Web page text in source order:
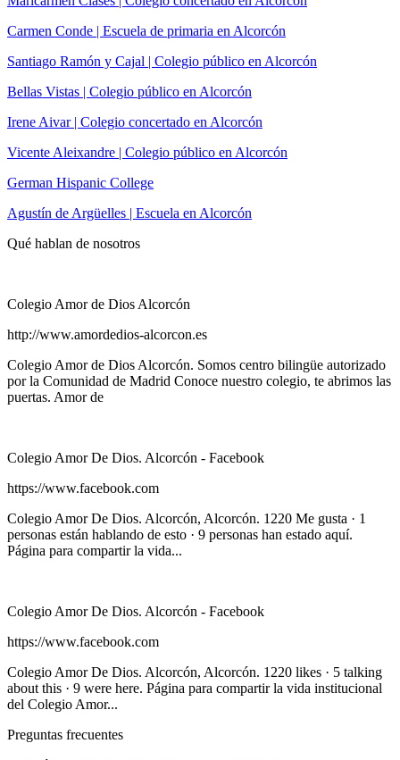
Carmen Conde | Escuela de primaria en Alcorcón
Santiago Ramón y Cajal | Colegio público en Alcorcón
Bellas Vistas | Colegio público en Alcorcón
Irene Aivar | Colegio concertado en Alcorcón
Vicente Aleixandre | Colegio público en Alcorcón
German Hispanic College
Agustín de Argüelles | Escuela en Alcorcón
Qué hablan de nosotros
Colegio Amor de Dios Alcorcón
http://www.amordedios-alcorcon.es
Colegio Amor de Dios Alcorcón. Somos centro bilingüe autorizado
por la Comunidad de Madrid Conoce nuestro colegio, te abrimos las
puertas. Amor de
Colegio Amor De Dios. Alcorcón - Facebook
https://www.facebook.com
Colegio Amor De Dios. Alcorcón, Alcorcón. 1220 Me gusta · 1
personas están hablando de esto · 9 personas han estado aquí.
Página para compartir la vida...
Colegio Amor De Dios. Alcorcón - Facebook
https://www.facebook.com
Colegio Amor De Dios. Alcorcón, Alcorcón. 1220 likes · 5 talking
about this · 9 were here. Página para compartir la vida institucional
del Colegio Amor...
Preguntas frecuentes